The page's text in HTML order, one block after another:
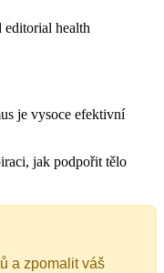
je vysoce efektivní
jak podpořit tělo
a zpomalit váš